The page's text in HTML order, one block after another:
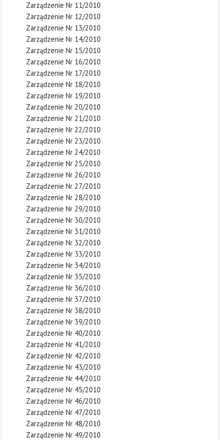
Zarządzenie Nr 11/2010
Zarządzenie Nr 12/2010
Zarządzenie Nr 13/2010
Zarządzenie Nr 14/2010
Zarządzenie Nr 15/2010
Zarządzenie Nr 16/2010
Zarządzenie Nr 17/2010
Zarządzenie Nr 18/2010
Zarządzenie Nr 19/2010
Zarządzenie Nr 20/2010
Zarządzenie Nr 21/2010
Zarządzenie Nr 22/2010
Zarządzenie Nr 23/2010
Zarządzenie Nr 24/2010
Zarządzenie Nr 25/2010
Zarządzenie Nr 26/2010
Zarządzenie Nr 27/2010
Zarządzenie Nr 28/2010
Zarządzenie Nr 29/2010
Zarządzenie Nr 30/2010
Zarządzenie Nr 31/2010
Zarządzenie Nr 32/2010
Zarządzenie Nr 33/2010
Zarządzenie Nr 34/2010
Zarządzenie Nr 35/2010
Zarządzenie Nr 36/2010
Zarządzenie Nr 37/2010
Zarządzenie Nr 38/2010
Zarządzenie Nr 39/2010
Zarządzenie Nr 40/2010
Zarządzenie Nr 41/2010
Zarządzenie Nr 42/2010
Zarządzenie Nr 43/2010
Zarządzenie Nr 44/2010
Zarządzenie Nr 45/2010
Zarządzenie Nr 46/2010
Zarządzenie Nr 47/2010
Zarządzenie Nr 48/2010
Zarządzenie Nr 49/2010